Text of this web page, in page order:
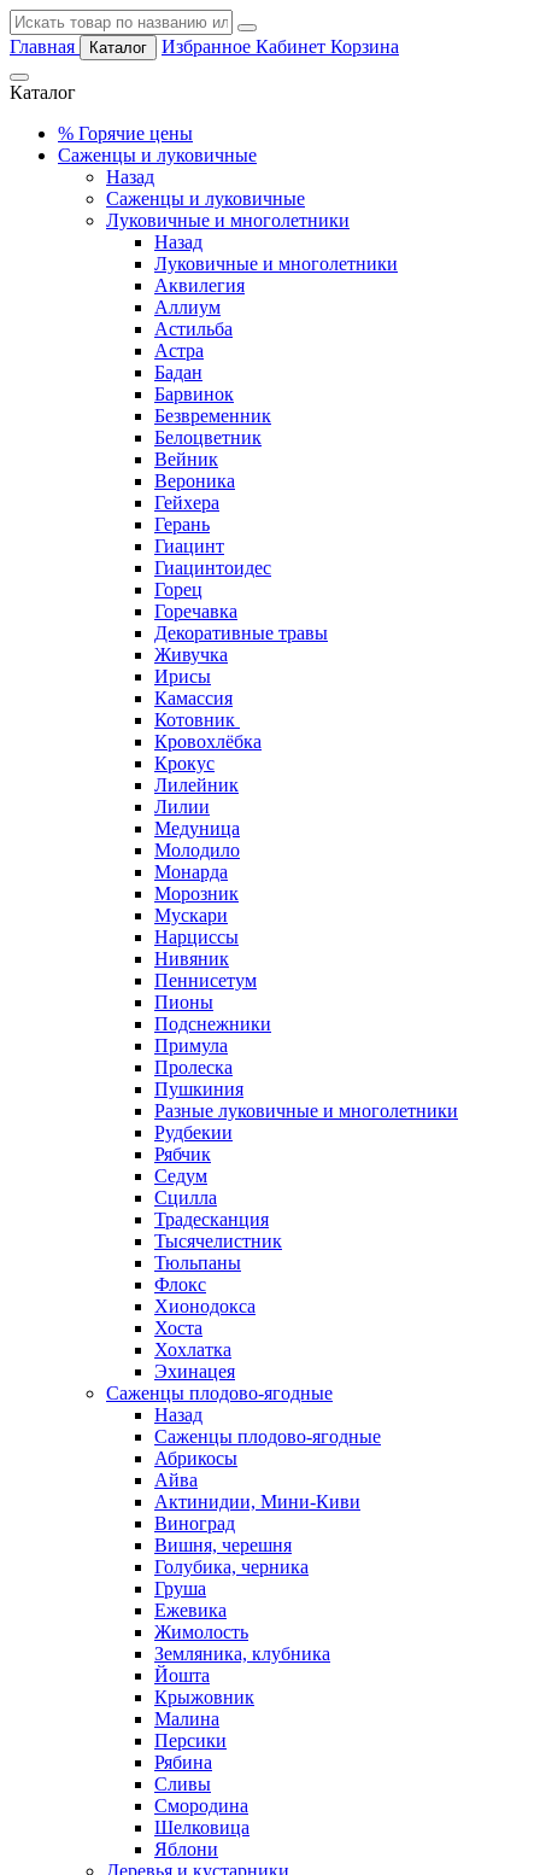
Главная Каталог Избранное Кабинет Корзина
Каталог
% Горячие цены
Саженцы и луковичные
Назад
Саженцы и луковичные
Луковичные и многолетники
Назад
Луковичные и многолетники
Аквилегия
Аллиум
Астильба
Астра
Бадан
Барвинок
Безвременник
Белоцветник
Вейник
Вероника
Гейхера
Герань
Гиацинт
Гиацинтоидес
Горец
Горечавка
Декоративные травы
Живучка
Ирисы
Камассия
Котовник
Кровохлёбка
Крокус
Лилейник
Лилии
Медуница
Молодило
Монарда
Морозник
Мускари
Нарциссы
Нивяник
Пеннисетум
Пионы
Подснежники
Примула
Пролеска
Пушкиния
Разные луковичные и многолетники
Рудбекии
Рябчик
Седум
Сцилла
Традесканция
Тысячелистник
Тюльпаны
Флокс
Хионодокса
Хоста
Хохлатка
Эхинацея
Саженцы плодово-ягодные
Назад
Саженцы плодово-ягодные
Абрикосы
Айва
Актинидии, Мини-Киви
Виноград
Вишня, черешня
Голубика, черника
Груша
Ежевика
Жимолость
Земляника, клубника
Йошта
Крыжовник
Малина
Персики
Рябина
Сливы
Смородина
Шелковица
Яблони
Деревья и кустарники